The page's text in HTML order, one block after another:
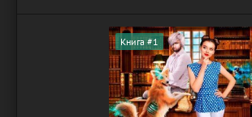
Книга #1